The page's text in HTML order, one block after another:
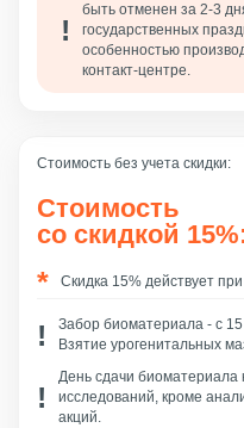
Стоимость без учета скидки:
Стоимость
со скидкой
Скидка 15% действует
Забор биоматериала - c 15
Взятие урогенитальных
День сдачи биоматериала
исследований, кроме
акций.
быть отменен за 2-3
государственных
особенностью
контакт-центре.